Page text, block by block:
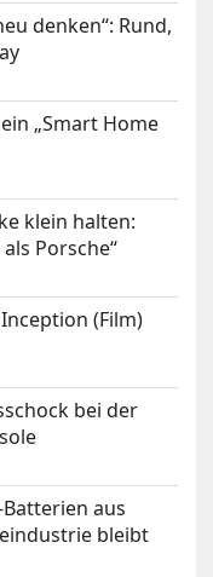
denken“: Rund,
„Smart Home
klein halten:
Porsche“
(Film)
bei der
aus
bleibt